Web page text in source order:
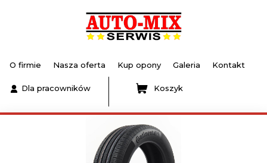
O firmie Nasza oferta Kup opony Galeria Kontakt
Dla pracowników Koszyk